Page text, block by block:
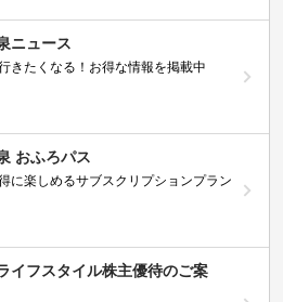
ニュース
きたくなる！お得な情報を掲載中
おふろパス
に楽しめるサブスクリプションプラン
イフスタイル株主優待のご案